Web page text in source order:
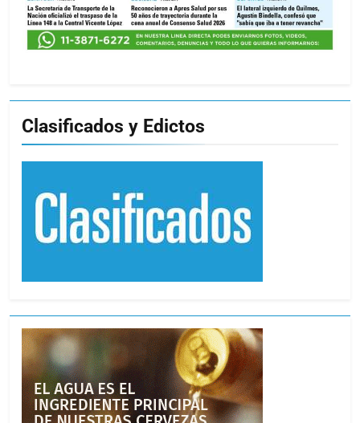
Clasificados y Edictos